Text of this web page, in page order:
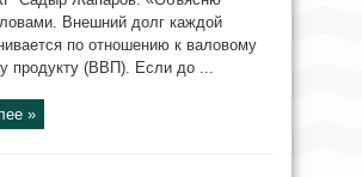
Внешний долг каждой
по отношению к валовому
продукту (ВВП). Если до ...
»